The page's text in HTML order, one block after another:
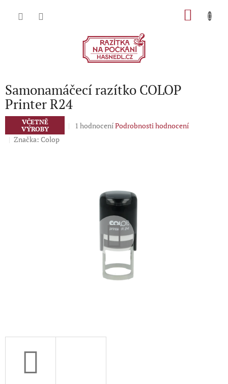
Samonamáčecí razítko COLOP
Printer R24
VČETNĚ
VÝROBY
Průměrné
hvězdiček.
1 hodnoceníPodrobnosti hodnocení
Značka: Colop